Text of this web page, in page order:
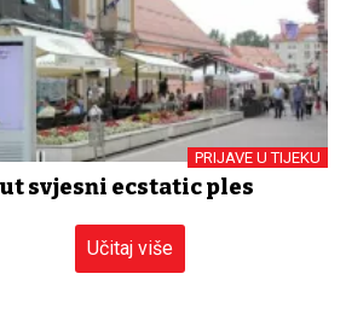
PRIJAVE U TIJEKU
svjesni ecstatic ples
Učitaj više